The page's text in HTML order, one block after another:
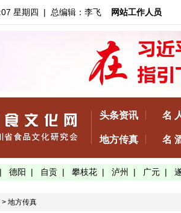
星期四 | 总编辑：李飞 网站工作人员
头条资讯 名
地方传真 名
| 德阳 | 自贡 | 攀枝花 | 泸州 | 广元 |
> 地方传真